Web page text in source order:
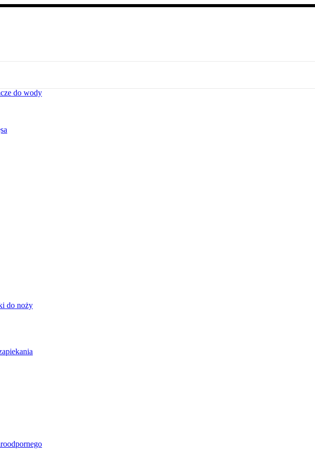
do wody
do noży